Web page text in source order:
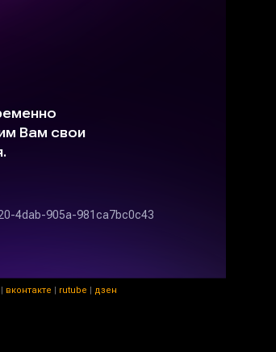
| вконтакте | rutube | дзен